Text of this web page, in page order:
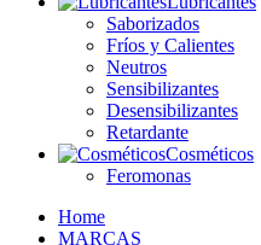
Saborizados
Fríos y Calientes
Neutros
Sensibilizantes
Desensibilizantes
Retardante
Cosméticos
Feromonas
Home
MARCAS